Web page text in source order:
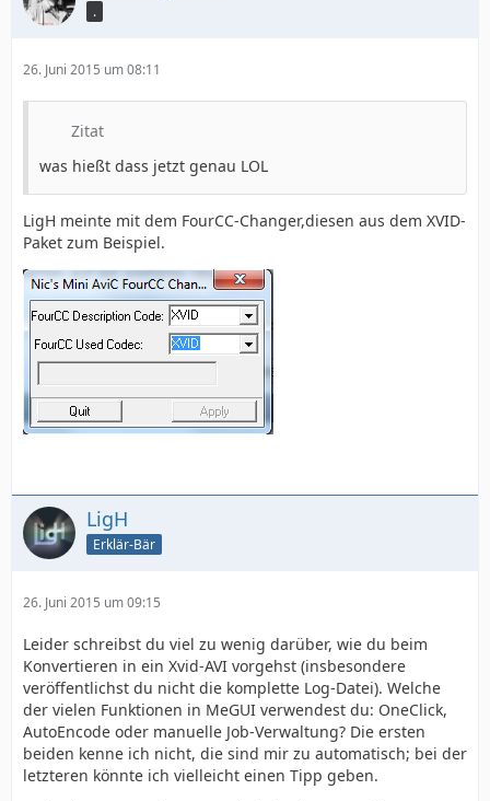
Interleave, Vorlaufsdauer                :
.
26. Juni 2015 um 08:11
Zitat
was hießt dass jetzt genau LOL
LigH meinte mit dem FourCC-Changer,diesen aus dem XVID-
Paket zum Beispiel.
LigH
Erklär-Bär
26. Juni 2015 um 09:15
Leider schreibst du viel zu wenig darüber, wie du beim
Konvertieren in ein Xvid-AVI vorgehst (insbesondere
veröffentlichst du nicht die komplette Log-Datei). Welche
der vielen Funktionen in MeGUI verwendest du: OneClick,
AutoEncode oder manuelle Job-Verwaltung? Die ersten
beiden kenne ich nicht, die sind mir zu automatisch; bei der
letzteren könnte ich vielleicht einen Tipp geben.